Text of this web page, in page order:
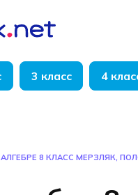
3 класс 4
8 КЛАСС МЕРЗЛЯК,